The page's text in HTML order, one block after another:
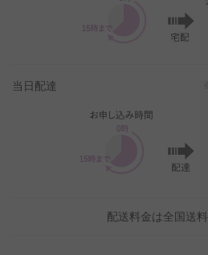
当日配達
配送料金は全国送料